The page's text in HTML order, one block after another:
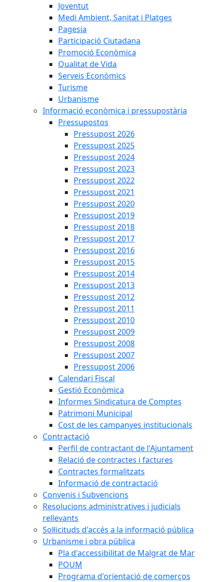
Joventut
Medi Ambient, Sanitat i Platges
Pagesia
Participació Ciutadana
Promoció Econòmica
Qualitat de Vida
Serveis Econòmics
Turisme
Urbanisme
Informació econòmica i pressupostària
Pressupostos
Pressupost 2026
Pressupost 2025
Pressupost 2024
Pressupost 2023
Pressupost 2022
Pressupost 2021
Pressupost 2020
Pressupost 2019
Pressupost 2018
Pressupost 2017
Pressupost 2016
Pressupost 2015
Pressupost 2014
Pressupost 2013
Pressupost 2012
Pressupost 2011
Pressupost 2010
Pressupost 2009
Pressupost 2008
Pressupost 2007
Pressupost 2006
Calendari Fiscal
Gestió Econòmica
Informes Sindicatura de Comptes
Patrimoni Municipal
Cost de les campanyes institucionals
Contractació
Perfil de contractant de l'Ajuntament
Relació de contractes i factures
Contractes formalitzats
Informació de contractació
Convenis i Subvencions
Resolucions administratives i judicials
rellevants
Sol·licituds d'accés a la informació pública
Urbanisme i obra pública
Pla d'accessibilitat de Malgrat de Mar
POUM
Programa d'orientació de comerços